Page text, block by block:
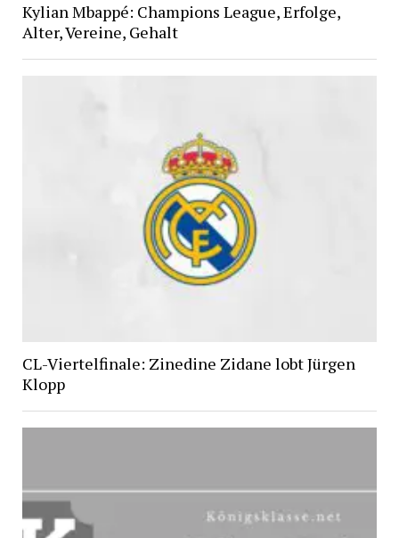
Kylian Mbappé: Champions League, Erfolge,
Alter, Vereine, Gehalt
CL-Viertelfinale: Zinedine Zidane lobt Jürgen
Klopp